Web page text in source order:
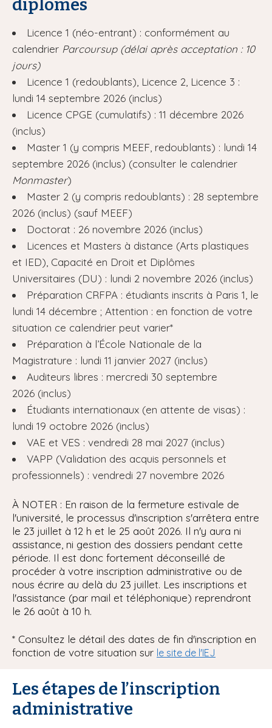
diplômes
Licence 1 (néo-entrant) : conformément au
calendrier Parcoursup (délai après acceptation : 10
jours)
Licence 1 (redoublants), Licence 2, Licence 3 :
lundi 14 septembre 2026 (inclus)
Licence CPGE (cumulatifs) : 11 décembre 2026
(inclus)
Master 1 (y compris MEEF, redoublants) : lundi 14
septembre 2026 (inclus) (consulter le calendrier
Monmaster)
Master 2 (y compris redoublants) : 28 septembre
2026 (inclus) (sauf MEEF)
Doctorat : 26 novembre 2026 (inclus)
Licences et Masters à distance (Arts plastiques
et IED), Capacité en Droit et Diplômes
Universitaires (DU) : lundi 2 novembre 2026 (inclus)
Préparation CRFPA : étudiants inscrits à Paris 1, le
lundi 14 décembre ; Attention : en fonction de votre
situation ce calendrier peut varier*
Préparation à l’École Nationale de la
Magistrature : lundi 11 janvier 2027 (inclus)
Auditeurs libres : mercredi 30 septembre
2026 (inclus)
Étudiants internationaux (en attente de visas) :
lundi 19 octobre 2026 (inclus)
VAE et VES : vendredi 28 mai 2027 (inclus)
VAPP (Validation des acquis personnels et
professionnels) : vendredi 27 novembre 2026
À NOTER : En raison de la fermeture estivale de
l'université, le processus d'inscription s'arrêtera entre
le 23 juillet à 12 h et le 25 août 2026. Il n'y aura ni
assistance, ni gestion des dossiers pendant cette
période. Il est donc fortement déconseillé de
procéder à votre inscription administrative ou de
nous écrire au delà du 23 juillet. Les inscriptions et
l'assistance (par mail et téléphonique) reprendront
le 26 août à 10 h.
* Consultez le détail des dates de fin d'inscription en
fonction de votre situation sur le site de l'IEJ
Les étapes de l’inscription
administrative